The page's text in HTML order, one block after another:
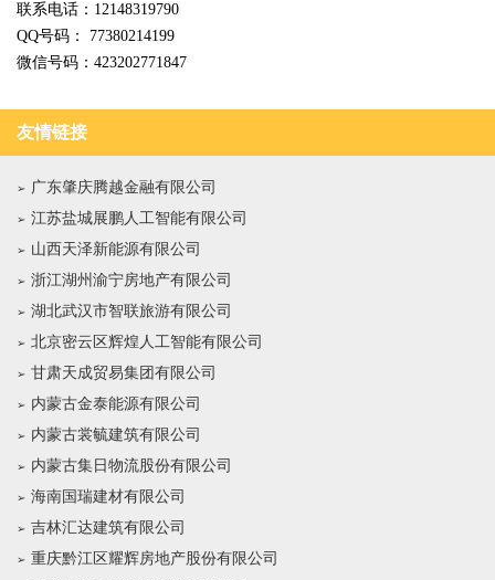
联系电话：12148319790
QQ号码： 77380214199
微信号码：423202771847
友情链接
广东肇庆腾越金融有限公司
江苏盐城展鹏人工智能有限公司
山西天泽新能源有限公司
浙江湖州渝宁房地产有限公司
湖北武汉市智联旅游有限公司
北京密云区辉煌人工智能有限公司
甘肃天成贸易集团有限公司
内蒙古金泰能源有限公司
内蒙古裳毓建筑有限公司
内蒙古集日物流股份有限公司
海南国瑞建材有限公司
吉林汇达建筑有限公司
重庆黔江区耀辉房地产股份有限公司